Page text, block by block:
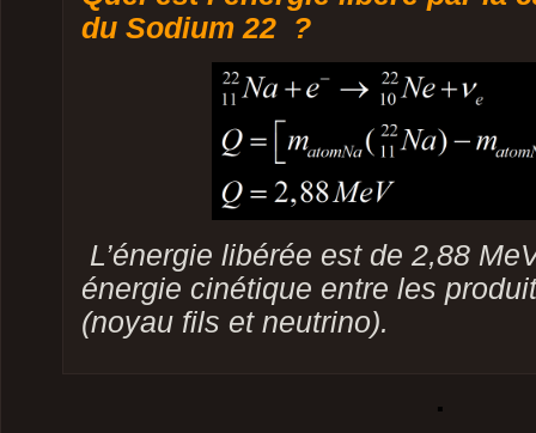
du Sodium 22 ?
L’énergie libérée est de 2,88
énergie cinétique entre les
(noyau fils et neutrino).
.